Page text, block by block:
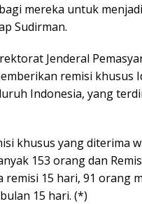
mereka untuk
Sudirman.
Jenderal
remisi khusus
Indonesia, yang
khusus yang diterima
153 orang dan
remisi 15 hari, 91 orang
15 hari. (*)